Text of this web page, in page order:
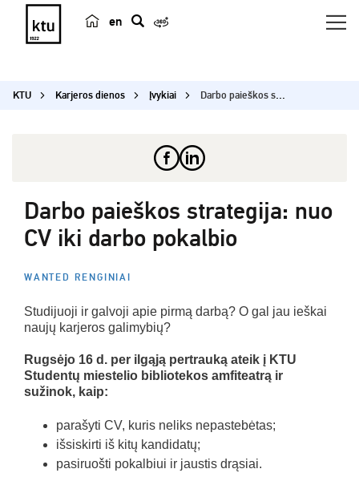
en
e
KTU Karjeros dienos Įvykiai Darbo paieškos strategija: nuo CV iki darbo poka...
Darbo paieškos strategija: nuo
CV iki darbo pokalbio
WANTED RENGINIAI
Studijuoji ir galvoji apie pirmą darbą? O gal jau ieškai
naujų karjeros galimybių?
Rugsėjo 16 d. per ilgąją pertrauką ateik į KTU
Studentų miestelio bibliotekos amfiteatrą ir
sužinok, kaip:
parašyti CV, kuris neliks nepastebėtas;
išsiskirti iš kitų kandidatų;
pasiruošti pokalbiui ir jaustis drąsiai.